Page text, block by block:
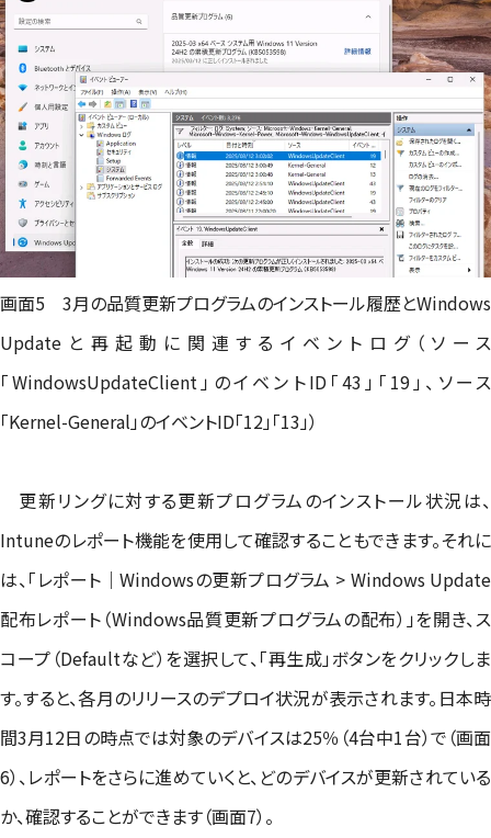
画面5 3月の品質更新プログラムのインストール履歴とWindows
Updateと再起動に関連するイベントログ（ソース
「WindowsUpdateClient」のイベントID「43」「19」、ソース
「Kernel-General」のイベントID「12」「13」）
更新リングに対する更新プログラムのインストール状況は、
Intuneのレポート機能を使用して確認することもできます。それに
は、「レポート｜Windowsの更新プログラム > Windows Update
配布レポート（Windows品質更新プログラムの配布）」を開き、ス
コープ（Defaultなど）を選択して、「再生成」ボタンをクリックしま
す。すると、各月のリリースのデプロイ状況が表示されます。日本時
間3月12日の時点では対象のデバイスは25％（4台中1台）で（画面
6）、レポートをさらに進めていくと、どのデバイスが更新されている
か、確認することができます（画面7）。